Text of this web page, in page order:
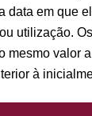
data em que
utilização.
mesmo valor
à